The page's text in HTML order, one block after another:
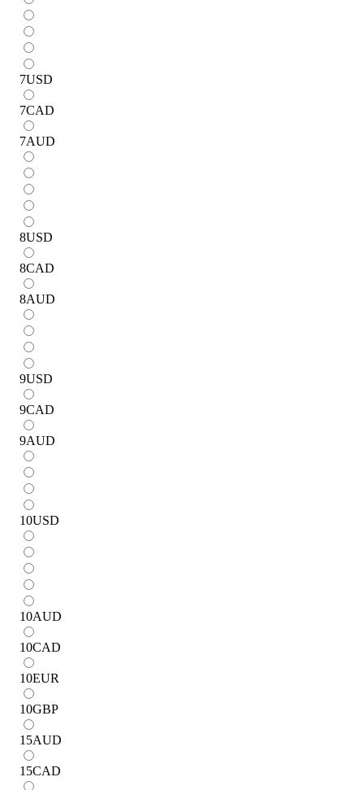
7USD
7CAD
7AUD
8USD
8CAD
8AUD
9USD
9CAD
9AUD
10USD
10AUD
10CAD
10EUR
10GBP
15AUD
15CAD